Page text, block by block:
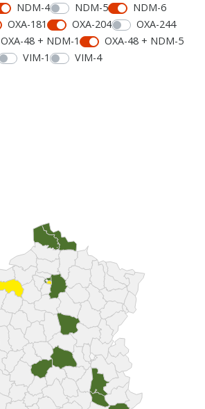
NDM-4 NDM-5
NDM-6
OXA-181 OXA-204
OXA-244
OXA-48 + NDM-1
OXA-48 + NDM-5
VIM-1
VIM-4